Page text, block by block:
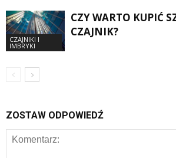
CZAJNIKI I
IMBRYKI
CZY WARTO KUPIĆ
CZAJNIK?
ZOSTAW ODPOWIEDŹ